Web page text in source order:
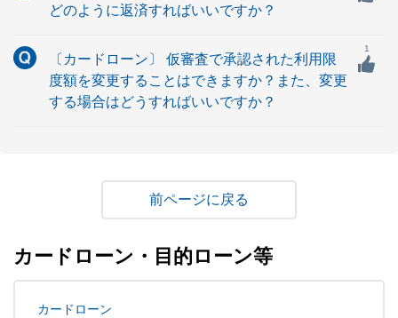
どのように返済すればいいですか？
〔カードローン〕 仮審査で承認された利用限
度額を変更することはできますか？また、変更
する場合はどうすればいいですか？
1
戻る
カードローン・目的ローン等
カードローン